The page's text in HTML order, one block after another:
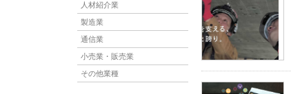
人材紹介業
製造業
通信業
小売業・販売業
その他業種